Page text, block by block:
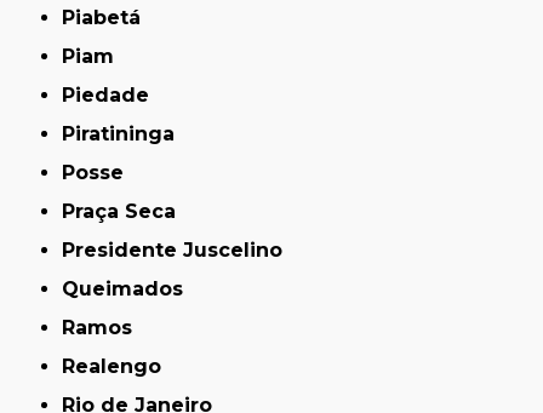
Piabetá
Piam
Piedade
Piratininga
Posse
Praça Seca
Presidente Juscelino
Queimados
Ramos
Realengo
Rio de Janeiro